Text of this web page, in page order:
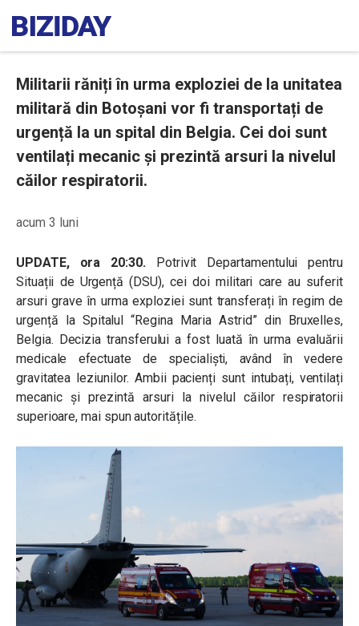
Militarii răniți în urma exploziei de la unitatea
militară din Botoșani vor fi transportați de
urgență la un spital din Belgia. Cei doi sunt
ventilați mecanic și prezintă arsuri la nivelul
căilor respiratorii.
acum 3 luni
UPDATE, ora 20:30.Potrivit Departamentului pentru
Situații de Urgență (DSU), cei doi militari care au suferit
arsuri grave în urma exploziei sunt transferați în regim de
urgență la Spitalul “Regina Maria Astrid” din Bruxelles,
Belgia. Decizia transferului a fost luată în urma evaluării
medicale efectuate de specialiști, având în vedere
gravitatea leziunilor. Ambii pacienți sunt intubați, ventilați
mecanic și prezintă arsuri la nivelul căilor respiratorii
superioare, mai spun autoritățile.